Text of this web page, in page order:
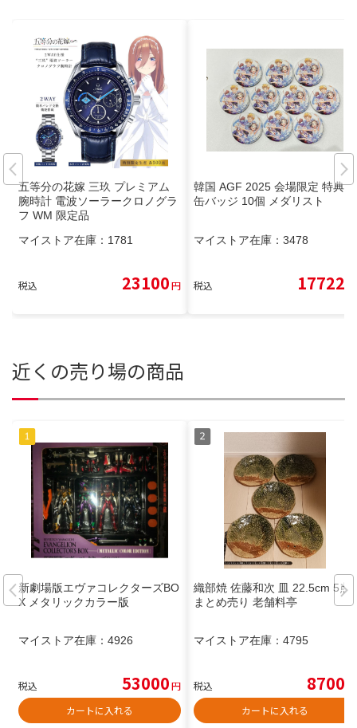
五等分の花嫁 三玖 プレミアム
腕時計 電波ソーラークロノグラ
フ WM 限定品
マイストア在庫： 1781
税込 23100円
韓国 AGF 2025 会場限定 特典
缶バッジ 10個 メダリスト
マイストア在庫： 3478
税込 17722
近くの売り場の商品
新劇場版エヴァコレクターズBO
X メタリックカラー版
マイストア在庫： 4926
税込 53000円
カートに入れる
織部焼 佐藤和次 皿 22.5cm 5点
まとめ売り 老舗料亭
マイストア在庫： 4795
税込 8700
カートに入れる